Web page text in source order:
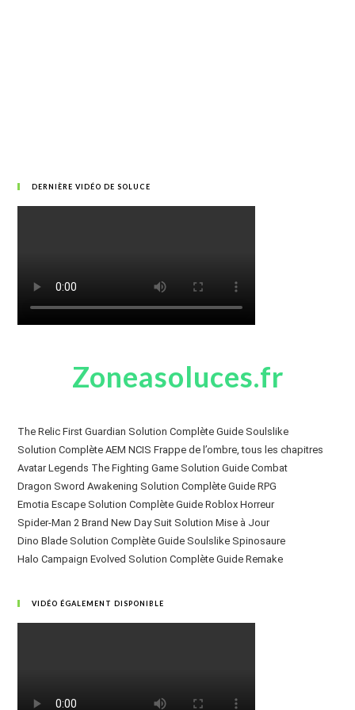
DERNIÈRE VIDÉO DE SOLUCE
Zoneasoluces.fr
The Relic First Guardian Solution Complète Guide Soulslike
Solution Complète AEM NCIS Frappe de l’ombre, tous les chapitres
Avatar Legends The Fighting Game Solution Guide Combat
Dragon Sword Awakening Solution Complète Guide RPG
Emotia Escape Solution Complète Guide Roblox Horreur
Spider-Man 2 Brand New Day Suit Solution Mise à Jour
Dino Blade Solution Complète Guide Soulslike Spinosaure
Halo Campaign Evolved Solution Complète Guide Remake
VIDÉO ÉGALEMENT DISPONIBLE